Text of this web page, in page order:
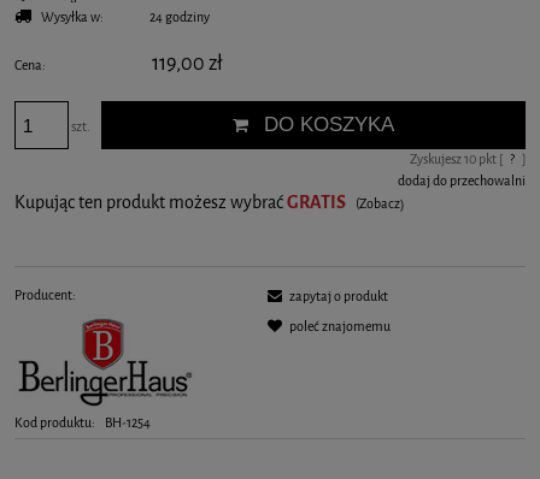
Wysyłka w:
24 godziny
Cena: 119,00 zł
szt. DO KOSZYKA
Zyskujesz10 pkt [ ? ]
dodaj do przechowalni
Kupując ten produkt możesz wybraćGRATIS (Zobacz)
Producent:
Kod produktu: BH-1254
zapytaj o produkt
poleć znajomemu